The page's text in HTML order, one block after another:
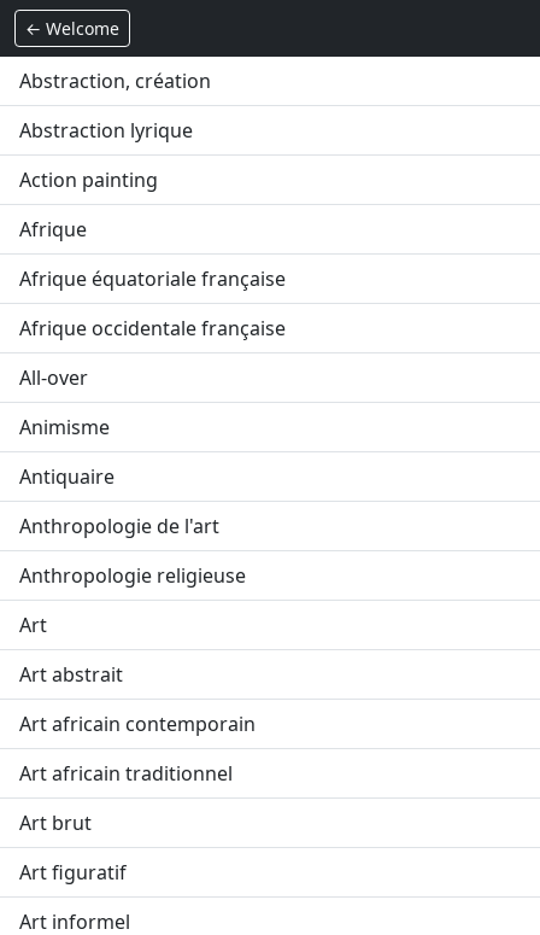
← Welcome
Abstraction, création
Abstraction lyrique
Action painting
Afrique
Afrique équatoriale française
Afrique occidentale française
All-over
Animisme
Antiquaire
Anthropologie de l'art
Anthropologie religieuse
Art
Art abstrait
Art africain contemporain
Art africain traditionnel
Art brut
Art figuratif
Art informel